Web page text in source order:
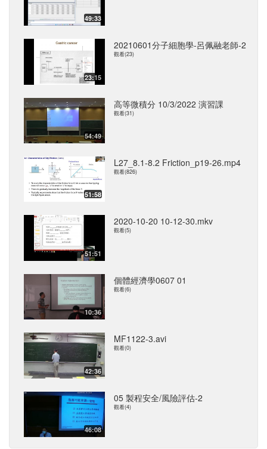
49:33
23:15
20210601分子細胞學-呂佩融老師-2
觀看(23)
54:49
高等微積分 10/3/2022 演習課
觀看(31)
51:58
L27_8.1-8.2 Friction_p19-26.mp4
觀看(826)
51:51
2020-10-20 10-12-30.mkv
觀看(5)
10:36
個體經濟學0607 01
觀看(6)
42:36
MF1122-3.avi
觀看(0)
46:08
05 製程安全/風險評估-2
觀看(4)